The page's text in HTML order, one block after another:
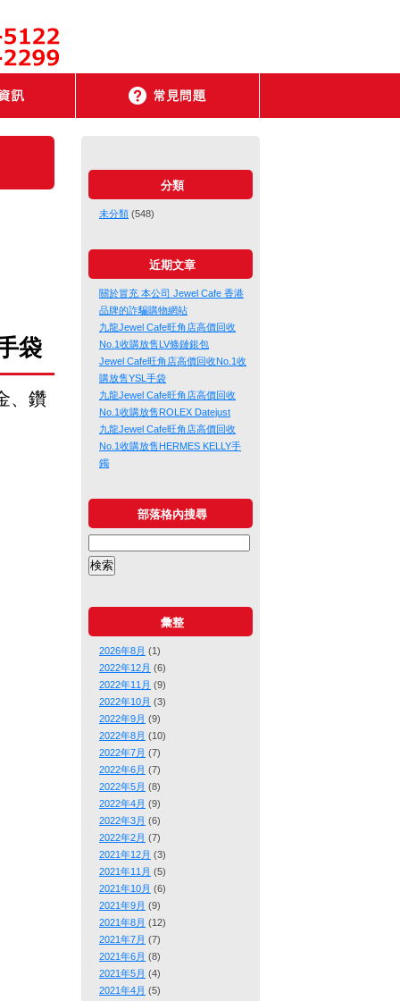
袋
、鑽
分類
未分類 (548)
近期文章
關於冒充 本公司 Jewel Cafe 香港
品牌的詐騙購物網站
九龍Jewel Cafe旺角店高價回收
No.1收購放售LV條鏈銀包
Jewel Cafe旺角店高價回收No.1收
購放售YSL手袋
九龍Jewel Cafe旺角店高價回收
No.1收購放售ROLEX Datejust
九龍Jewel Cafe旺角店高價回收
No.1收購放售HERMES KELLY手
鐲
部落格內搜尋
彙整
2026年8月 (1)
2022年12月 (6)
2022年11月 (9)
2022年10月 (3)
2022年9月 (9)
2022年8月 (10)
2022年7月 (7)
2022年6月 (7)
2022年5月 (8)
2022年4月 (9)
2022年3月 (6)
2022年2月 (7)
2021年12月 (3)
2021年11月 (5)
2021年10月 (6)
2021年9月 (9)
2021年8月 (12)
2021年7月 (7)
2021年6月 (8)
2021年5月 (4)
2021年4月 (5)